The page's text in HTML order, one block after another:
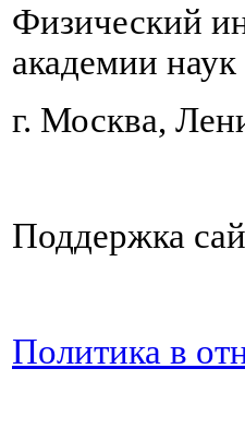
Физический
академии наук
г. Москва,
Поддержка
Политика в